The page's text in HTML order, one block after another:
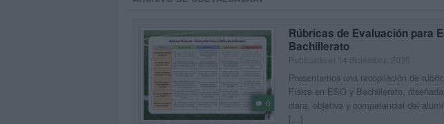
0
Rúbricas de Evaluación para
Bachillerato
Presentamos una recopilación de
Física en ESO y Bachillerato,
clara, objetiva y competencial del
[…]